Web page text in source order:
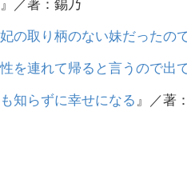
』／著：錫乃
の取り柄のない妹だったの
を連れて帰ると言うので出
知らずに幸せになる 』／著